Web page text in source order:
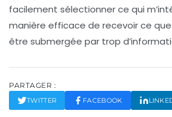
facilement sélectionner ce qui
manière efficace de recevoir ce que
être submergée par trop
PARTAGER :
TWITTER FACEBOOK